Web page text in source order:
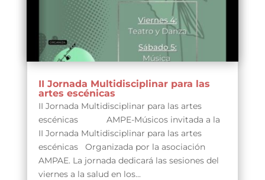
II Jornada Multidisciplinar para las
artes escénicas
II Jornada Multidisciplinar para las artes
escénicas AMPE-Músicos invitada a la
II Jornada Multidisciplinar para las artes
escénicas Organizada por la asociación
AMPAE. La jornada dedicará las sesiones del
viernes a la salud en los...